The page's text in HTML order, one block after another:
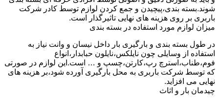
شوند.بسته بندی،پیچیدن و جمع کردن لوازم توسط کادر شرکت
باربری بر روی هزینه های نهایی تاثیرگذار است.
میزان لوازم مورد استفاده در بسته بندی
در طول بسته بندی و بارگیری بار داخل نیسان و وانت نیاز به
استفاده از وسایلی چون نایلکس،نایلون حبابدار،انواع
فوم،طناب،استرچ رپ،کارتن،چسپ و … است.این لوازم در صورتی
که توسط شرکت باربری به محل بارگیری آورده شود،بر هزینه های
نهایی می افزاید.
چیدمان بار و اثاث